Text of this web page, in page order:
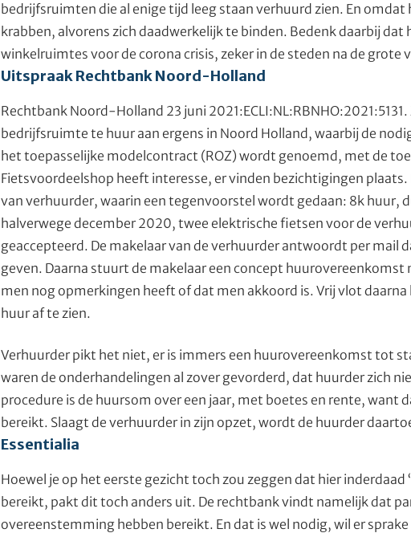
bedrijfsruimten die al enige tijd leeg staan verhuurd zien. En
krabben, alvorens zich daadwerkelijk te binden. Bedenk daarbij
winkelruimtes voor de corona crisis, zeker in de steden na de grote
Uitspraak Rechtbank Noord-Holland
Rechtbank Noord-Holland 23 juni
bedrijfsruimte te huur aan ergens in Noord Holland, waarbij de
het toepasselijke modelcontract (ROZ) wordt genoemd, met de
Fietsvoordeelshop heeft interesse, er vinden bezichtigingen
van verhuurder, waarin een tegenvoorstel wordt gedaan: 8k huur,
halverwege december 2020, twee elektrische fietsen voor de
geaccepteerd. De makelaar van de verhuurder antwoordt per mail
geven. Daarna stuurt de makelaar een concept
men nog opmerkingen heeft of dat men akkoord is. Vrij vlot
huur af te zien.
Verhuurder pikt het niet, er is immers een huurovereenkomst tot
waren de onderhandelingen al zover gevorderd, dat huurder zich
procedure is de huursom over een jaar, met boetes en rente, want
bereikt. Slaagt de verhuurder in zijn opzet, wordt de huurder
Essentialia
Hoewel je op het eerste gezicht toch zou zeggen dat hier
bereikt, pakt dit toch anders uit. De rechtbank vindt namelijk dat
overeenstemming hebben bereikt. En dat is wel nodig, wil er